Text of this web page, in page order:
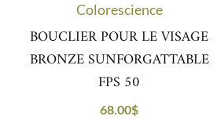
Colorescience
BOUCLIER POUR LE VISAGE
BRONZE SUNFORGATTABLE
FPS 50
68.00$